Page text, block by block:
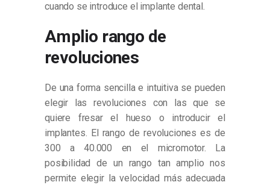
cuando se introduce el implante dental.
Amplio rango de
revoluciones
De una forma sencilla e intuitiva se pueden
elegir las revoluciones con las que se
quiere fresar el hueso o introducir el
implantes. El rango de revoluciones es de
300 a 40.000 en el micromotor. La
posibilidad de un rango tan amplio nos
permite elegir la velocidad más adecuada